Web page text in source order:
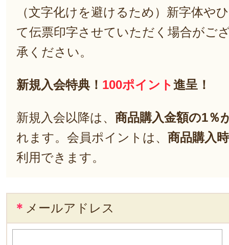
（文字化けを避けるため）新字体や
て伝票印字させていただく場合がご
承ください。
新規入会特典！ 100ポイント進呈！
新規入会以降は、 商品購入金額の1％
れます。会員ポイントは、 商品購入
利用できます。
＊ メールアドレス